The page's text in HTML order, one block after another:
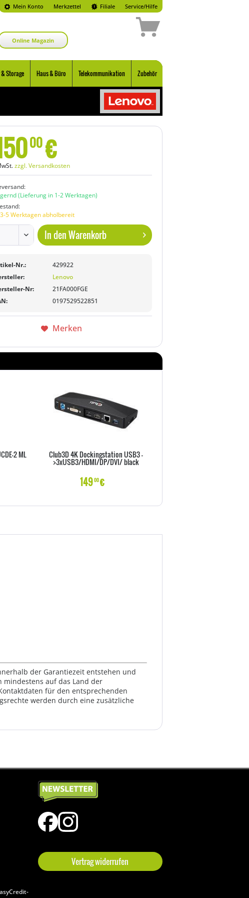
Mein Konto Merkzettel Filiale Service/Hilfe
Online Magazin
Storage Haus & Büro Telekommunikation Zubehör
00€
zzgl. Versandkosten
(Lieferung in 1-2 Werktagen)
5 Werktagen abholbereit
In denWarenkorb
Nr.:
429922
Lenovo
Nr:
21FA000FGE
0197529522851
Merken
2 ML Club3D 4K Dockingstation USB3 -
>3xUSB3/HDMI/DP/DVI/ black
14900€
der Garantiezeit entstehen und
auf das Land der
für den entsprechenden
werden durch eine zusätzliche
Vertrag widerrufen